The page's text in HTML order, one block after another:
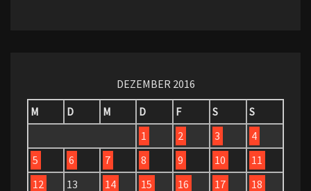
DEZEMBER 2016
M
D M D F S
S
1
2 3
4
5
6 7 8 9 10
11
12
13 14 15 16 17
18